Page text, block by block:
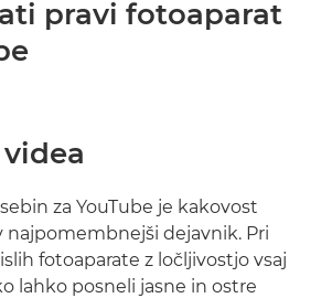
pravi fotoaparat
za YouTube je kakovost
dejavnik. Pri
fotoaparate z ločljivostjo vsaj
lahko posneli jasne in ostre